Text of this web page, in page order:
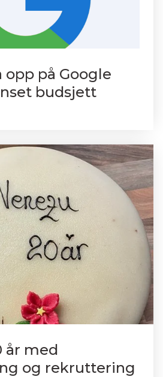
opp på Google
budsjett
år med
og rekruttering